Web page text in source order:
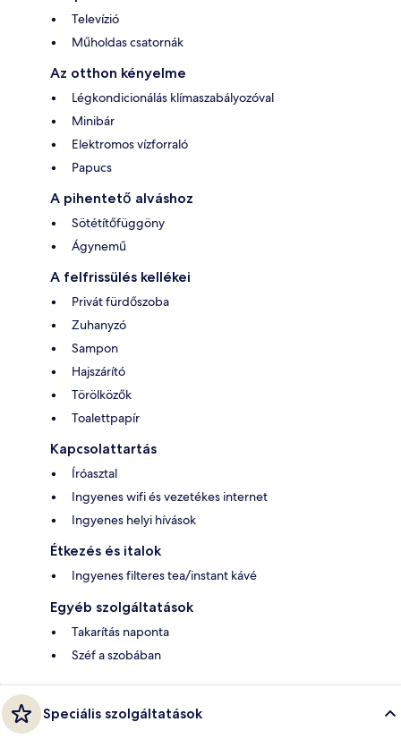
Televízió
Műholdas csatornák
Az otthon kényelme
Légkondicionálás klímaszabályozóval
Minibár
Elektromos vízforraló
Papucs
A pihentető alváshoz
Sötétítőfüggöny
Ágynemű
A felfrissülés kellékei
Privát fürdőszoba
Zuhanyzó
Sampon
Hajszárító
Törölközők
Toalettpapír
Kapcsolattartás
Íróasztal
Ingyenes wifi és vezetékes internet
Ingyenes helyi hívások
Étkezés és italok
Ingyenes filteres tea/instant kávé
Egyéb szolgáltatások
Takarítás naponta
Széf a szobában
Speciális szolgáltatások